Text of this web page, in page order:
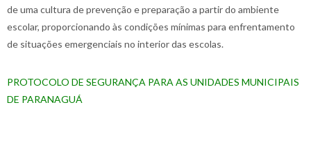
de uma cultura de prevenção e preparação a partir do ambiente
escolar, proporcionando às condições mínimas para enfrentamento
de situações emergenciais no interior das escolas.
PROTOCOLO DE SEGURANÇA PARA AS UNIDADES MUNICIPAIS
DE PARANAGUÁ